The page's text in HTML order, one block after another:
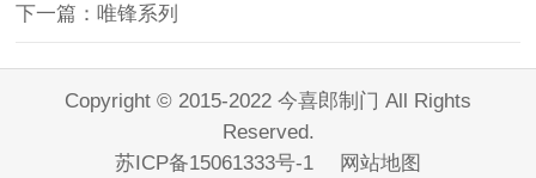
下一篇：唯锋系列
Copyright © 2015-2022 今喜郎制门 All Rights
Reserved.
苏ICP备15061333号-1
网站地图